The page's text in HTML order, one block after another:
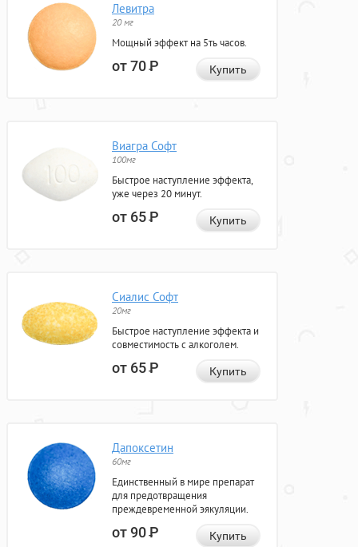
Левитра
20 мг
Мощный эффект на 5ть часов.
от 70Р Купить
Виагра Софт
100мг
Быстрое наступление эффекта,
уже через 20 минут.
от 65Р Купить
Сиалис Софт
20мг
Быстрое наступление эффекта и
совместимость с алкоголем.
от 65Р Купить
Дапоксетин
60мг
Единственный в мире препарат
для предотвращения
преждевременной эякуляции.
от 90Р Купить